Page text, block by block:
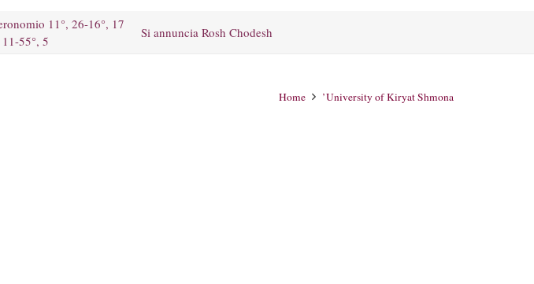
11°, 26-16°, 17
55°, 5
Si annuncia Rosh Chodesh
Home ’University of Kiryat Shmona